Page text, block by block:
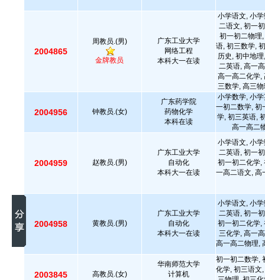
2004865
周教员.(男)
金牌教员
广东工业大学
网络工程
本科大一在读
小学语文, 小
二语文, 初一
初一初二物理
语, 初三数学,
历史, 初中地
二英语, 高一
高一高二化学,
三数学, 高三
2004956 钟教员.(女)
广东药学院
药物化学
本科在读
小学数学, 小
一初二数学, 初
学, 初三英语,
高一高二
2004959 赵教员.(男)
广东工业大学
自动化
本科大一在读
小学语文, 小
二英语, 初一
初一初二化学,
一高二语文, 高
2004958 黄教员.(男)
广东工业大学
自动化
本科大一在读
小学语文, 小
二英语, 初一
初一初二化学,
三化学, 高一
高一高二物理,
2003845 高教员.(女)
华南师范大学
计算机
初一初二数学,
化学, 初三语文